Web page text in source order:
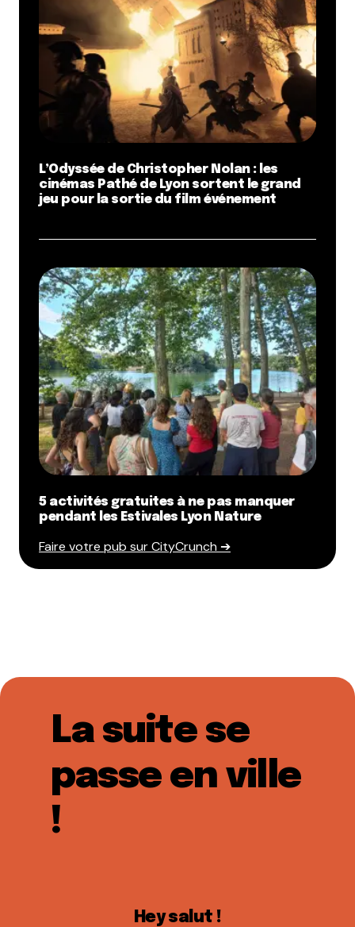
L’Odyssée de Christopher Nolan : les
cinémas Pathé de Lyon sortent le grand
jeu pour la sortie du film événement
5 activités gratuites à ne pas manquer
pendant les Estivales Lyon Nature
Faire votre pub sur CityCrunch ➔
La suite se
passe en ville
!
Hey salut !